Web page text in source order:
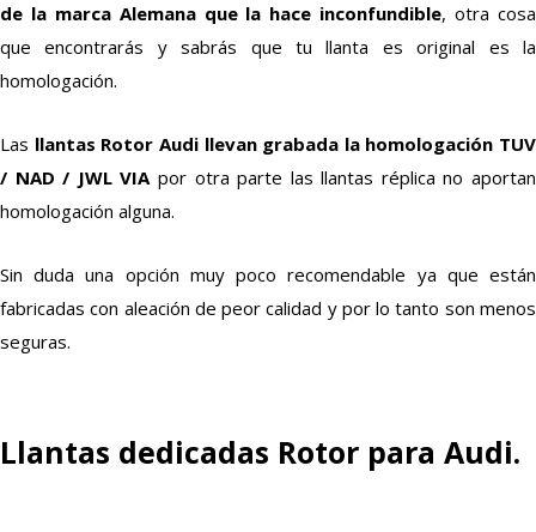
de la marca Alemana que la hace inconfundible, otra cosa
que encontrarás y sabrás que tu llanta es original es la
homologación.
Las llantas Rotor Audi llevan grabada la homologación TUV
/ NAD / JWL VIApor otra parte las llantas réplica no aportan
homologación alguna.
Sin duda una opción muy poco recomendable ya que están
fabricadas con aleación de peor calidad y por lo tanto son menos
seguras.
Llantas dedicadas Rotor para Audi.